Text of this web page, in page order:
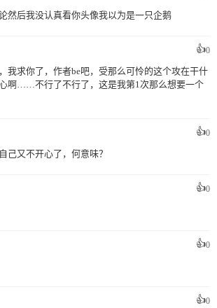
然后我没认真看你头像我以为是一只企鹅
👍0
求你了，作者be吧，受那么可怜的这个攻在干什
啊……不行了不行了，这是我第1次那么想要一个
👍0
己又不开心了，何意味？
👍0
👍0
👍0